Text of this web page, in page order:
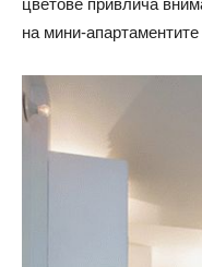
цветове привлича
на мини-